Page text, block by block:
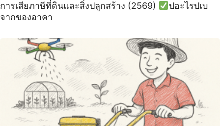
การเสียภาษีที่ดินและสิ่งปลูกสร้าง (2569)
ปอะไรปเบ
จากของอาคา